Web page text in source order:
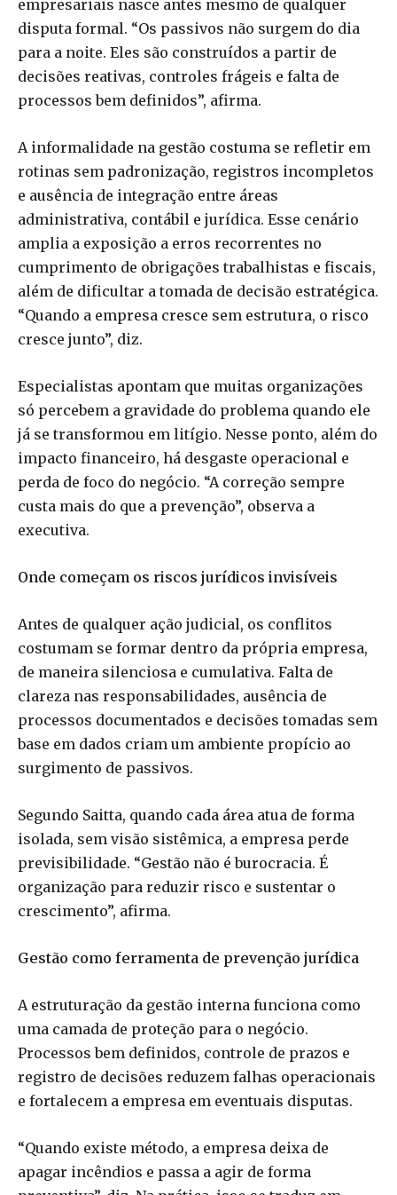
empresariais nasce antes mesmo de qualquer
disputa formal. “Os passivos não surgem do dia
para a noite. Eles são construídos a partir de
decisões reativas, controles frágeis e falta de
processos bem definidos”, afirma.
A informalidade na gestão costuma se refletir em
rotinas sem padronização, registros incompletos
e ausência de integração entre áreas
administrativa, contábil e jurídica. Esse cenário
amplia a exposição a erros recorrentes no
cumprimento de obrigações trabalhistas e fiscais,
além de dificultar a tomada de decisão estratégica.
“Quando a empresa cresce sem estrutura, o risco
cresce junto”, diz.
Especialistas apontam que muitas organizações
só percebem a gravidade do problema quando ele
já se transformou em litígio. Nesse ponto, além do
impacto financeiro, há desgaste operacional e
perda de foco do negócio. “A correção sempre
custa mais do que a prevenção”, observa a
executiva.
Onde começam os riscos jurídicos invisíveis
Antes de qualquer ação judicial, os conflitos
costumam se formar dentro da própria empresa,
de maneira silenciosa e cumulativa. Falta de
clareza nas responsabilidades, ausência de
processos documentados e decisões tomadas sem
base em dados criam um ambiente propício ao
surgimento de passivos.
Segundo Saitta, quando cada área atua de forma
isolada, sem visão sistêmica, a empresa perde
previsibilidade. “Gestão não é burocracia. É
organização para reduzir risco e sustentar o
crescimento”, afirma.
Gestão como ferramenta de prevenção jurídica
A estruturação da gestão interna funciona como
uma camada de proteção para o negócio.
Processos bem definidos, controle de prazos e
registro de decisões reduzem falhas operacionais
e fortalecem a empresa em eventuais disputas.
“Quando existe método, a empresa deixa de
apagar incêndios e passa a agir de forma